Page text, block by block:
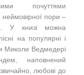
почуттями
пори –
У книзі можна
на популярні і
Миколи Ведмедері
наповнений
любові до